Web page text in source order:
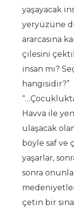
yaşayacak
yeryüzüne
ararcasına
çilesini
insan mı?
hangisidir?”
Havva ile
ulaşacak
böyle saf ve
yaşarlar,
sonra onunla
çetin bir